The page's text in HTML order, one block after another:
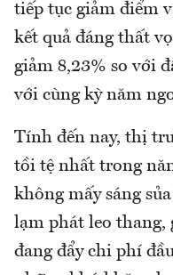
tiếp tục giảm điểm
kết quả đáng thất
giảm 8,23% so với
với cùng kỳ năm
Tính đến nay, thị
tồi tệ nhất trong
không mấy sáng
lạm phát leo thang,
đang đẩy chi phí